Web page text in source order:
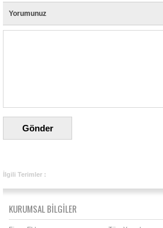
Yorumunuz
İlgili Terimler :
KURUMSAL BİLGİLER